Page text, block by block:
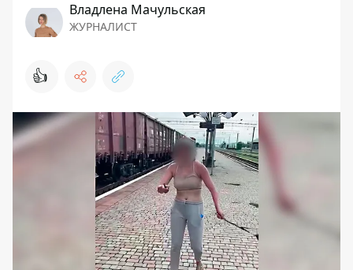
Владлена Мачульская
ЖУРНАЛИСТ
👍